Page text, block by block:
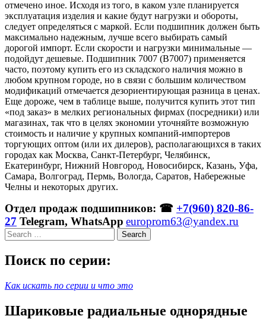
отмечено иное. Исходя из того, в каком узле планируется
эксплуатация изделия и какие будут нагрузки и обороты,
следует определяться с маркой. Если подшипник должен быть
максимально надежным, лучше всего выбирать самый
дорогой импорт. Если скорости и нагрузки минимальные —
подойдут дешевые. Подшипник 7007 (B7007) применяется
часто, поэтому купить его из складского наличия можно в
любом крупном городе, но в связи с большим количеством
модификаций отмечается дезориентирующая разница в ценах.
Еще дороже, чем в таблице выше, получится купить этот тип
«под заказ» в мелких региональных фирмах (посредники) или
магазинах, так что в целях экономии уточняйте возможную
стоимость и наличие у крупных компаний-импортеров
торгующих оптом (или их дилеров), располагающихся в таких
городах как Москва, Санкт-Петербург, Челябинск,
Екатеринбург, Нижний Новгород, Новосибирск, Казань, Уфа,
Самара, Волгоград, Пермь, Вологда, Саратов, Набережные
Челны и некоторых других.
Отдел продаж подшипников: ☎ +7(960) 820-86-
27 Telegram, WhatsApp europrom63@yandex.ru
Search
Поиск по серии:
Как искать по серии и что это
Шариковые радиальные однорядные